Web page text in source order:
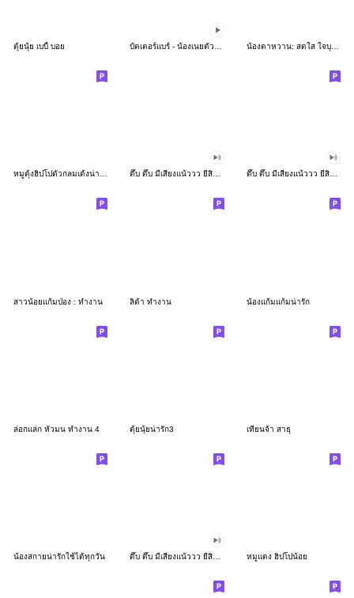
ตุ้ยนุ้ย เบบี้ บอย น้องตาหวาน: สดใส ใจบุญ (สีพาสเทล)
หมูดุ้งฮิปโปตัวกลมเด้งน่ารัก ดึ๊บ ดึ๊บ มีเสียงแน้ววว ยี่สิบเจ็ด ดึ๊บ ดึ๊บ มีเสียงแน้ววว ยี่สิบหก
สาวน้อยแก้มป่อง : ทำงาน ลิต้า ทำงาน น้องแก้มแก้มน่ารัก
ล่อกแล่ก หัวมน ทำงาน 4 ตุ้ยนุ้ยน่ารัก3 เทียนจ้า สาธุ
น้องสกายน่ารักใช้ได้ทุกวัน ดึ๊บ ดึ๊บ มีเสียงแน้ววว ยี่สิบสอง หมูแดง ฮิปโปน้อย